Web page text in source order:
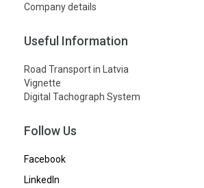
Company details
Useful Information
Road Transport in Latvia
Vignette
Digital Tachograph System
Follow Us
Facebook
LinkedIn